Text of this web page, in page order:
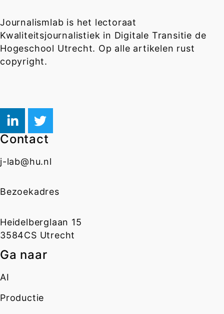
Journalismlab is het lectoraat
Kwaliteitsjournalistiek in Digitale Transitie de
Hogeschool Utrecht. Op alle artikelen rust
copyright.
Contact
j-lab@hu.nl
Bezoekadres
Heidelberglaan 15
3584CS Utrecht
Ga naar
AI
Productie